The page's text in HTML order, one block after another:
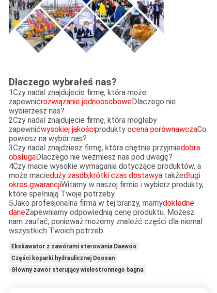
Dlaczego wybrałeś nas?
1Czy nadal znajdujecie firmę, która może
zapewnićrozwiązanie jednoosoboweDlaczego nie
wybierzesz nas?
2Czy nadal znajdujecie firmę, która mogłaby
zapewnićwysokiej jakościprodukty ocena porównawczaCo
powiesz na wybór nas?
3Czy nadal znajdziesz firmę, która chętnie przyjmiedobra
obsługaDlaczego nie weźmiesz nas pod uwagę?
4Czy macie wysokie wymagania dotyczące produktów, a
może macieduży zasób,krótki czas dostawya takżedługi
okres gwarancjiWitamy w naszej firmie i wybierz produkty,
które spełniają Twoje potrzeby.
5Jako profesjonalna firma w tej branży, mamydokładne
daneZapewniamy odpowiednią cenę produktu. Możesz
nam zaufać, ponieważ możemy znaleźć części dla niemal
wszystkich Twoich potrzeb.
Ekskawator z zawórami sterowania Daewoo
Części koparki hydraulicznej Doosan
Główny zawór sterujący wielostronnego bagna